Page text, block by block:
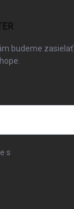
budeme
s